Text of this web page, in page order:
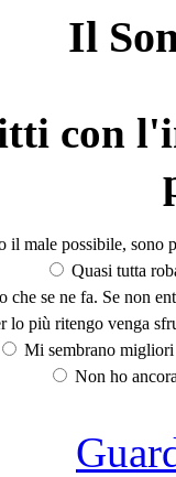
Il
con
il male possibile, sono
Quasi tutta
se ne fa. Se non
lo più ritengo venga
Mi sembrano
Non ho